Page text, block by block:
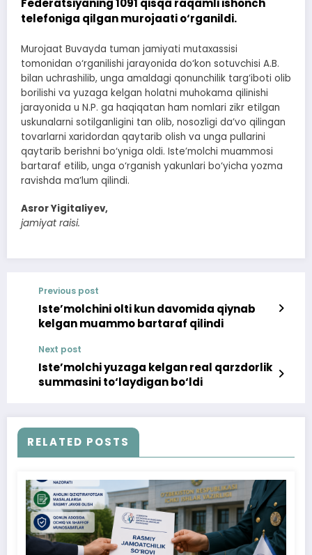
telefoniga qilgan murojaati o‘rganildi.
Murojaat Buvayda tuman jamiyati mutaxassisi
tomonidan o‘rganilishi jarayonida do‘kon sotuvchisi A.B.
bilan uchrashilib, unga amaldagi qonunchilik targ‘iboti olib
borilishi va yuzaga kelgan holatni muhokama qilinishi
jarayonida u N.P. ga haqiqatan ham nomlari zikr etilgan
uskunalarni sotilganligini tan olib, nosozligi da’vo qilingan
tovarlarni xaridordan qaytarib olish va unga pullarini
qaytarib berishni bo‘yniga oldi. Iste’molchi muammosi
bartaraf etilib, unga o‘rganish yakunlari bo‘yicha yozma
ravishda ma’lum qilindi.
Asror Yigitaliyev,
jamiyat raisi.
Previous post
Iste’molchini olti kun davomida qiynab
kelgan muammo bartaraf qilindi
Next post
Iste’molchi yuzaga kelgan real qarzdorlik
summasini to‘laydigan bo‘ldi
RELATED POSTS